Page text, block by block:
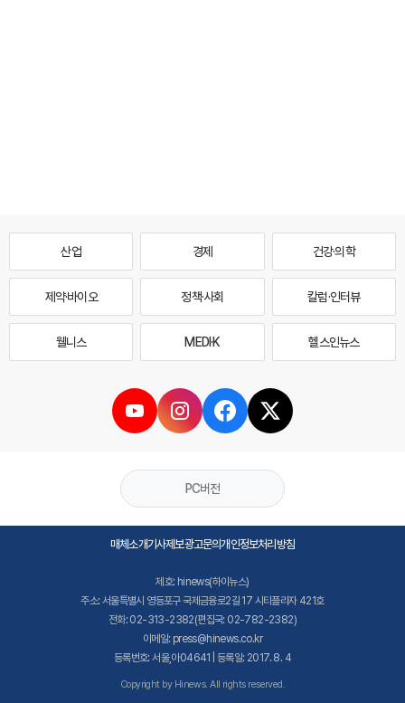
산업 경제 건강·의학
제약·바이오 정책·사회 칼럼·인터뷰
웰니스 MEDI·K 헬스인뉴스
PC버전
매체소개기사제보광고문의개인정보처리방침
제호: hinews(하이뉴스)
주소: 서울특별시 영등포구 국제금융로2길 17 시티플라자 421호
전화: 02-313-2382(편집국: 02-782-2382)
이메일: press@hinews.co.kr
등록번호: 서울,아04641 | 등록일: 2017. 8. 4
Copyright by Hinews. All rights reserved.